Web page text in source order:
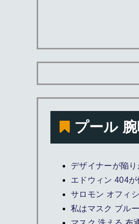
プール
デザイナーが陥
エドウィン 404
サロモン オフィ
私はマスク ブル